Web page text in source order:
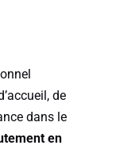
de
dans le
en